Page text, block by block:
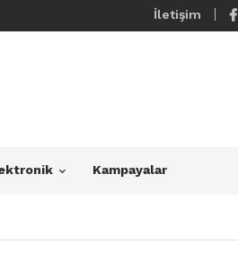
İletişim
Kampayalar